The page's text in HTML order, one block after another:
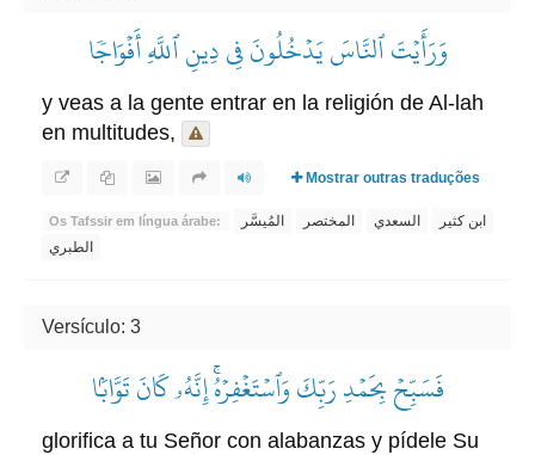
وَرَأَيۡتَ ٱلنَّاسَ يَدۡخُلُونَ فِي دِينِ ٱللَّهِ أَفۡوَاجٗا
y veas a la gente entrar en la religión de Al-lah
en multitudes,
Mostrar outras traduções
Os Tafssir em língua árabe: المُيسَّر المختصر السعدي
ابن كثير
الطبري
Versículo: 3
فَسَبِّحۡ بِحَمۡدِ رَبِّكَ وَٱسۡتَغۡفِرۡهُۚ إِنَّهُۥ كَانَ تَوَّابَۢا
glorifica a tu Señor con alabanzas y pídele Su